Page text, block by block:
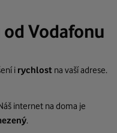
Vodafonu
i rychlost na vaší adrese.
internet na doma je
.